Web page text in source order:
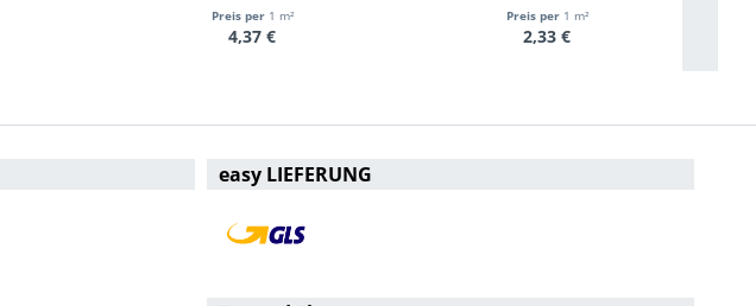
Preis per 1 m²
4,37 €
Preis per 1 m²
2,33 €
easy LIEFERUNG